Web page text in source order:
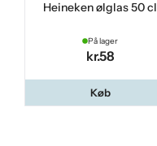
Heineken ølglas 50 cl
På lager
kr.58
Køb